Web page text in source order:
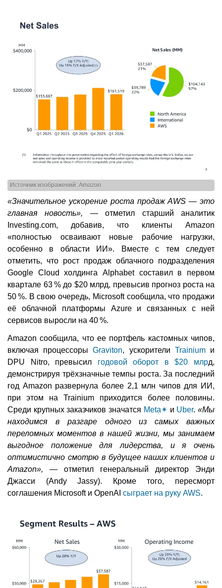
Источник изображений: Amazon
«Значительное ускорение роста продаж AWS — это
главная новость», — отметил старший аналитик
Investing.com, добавив, что клиенты Amazon
«полностью осваивают новые рабочие нагрузки,
особенно в области ИИ». Вместе с тем следует
отметить, что рост продаж облачного подразделения
Google Cloud холдинга Alphabet составил в первом
квартале 63 % до $20 млрд, превысив прогноз роста на
50 %. В свою очередь, Microsoft сообщила, что продажи
её облачной платформы Azure и связанных с ней
сервисов выросли на 40 %.
Amazon сообщила, что ее портфель кастомных чипов,
включая процессорыGraviton, ускорители Trainiumи
DPU Nitro, превысил годовой оборот в $20 млрд,
демонстрируя трёхзначные темпы роста. За последний
год Amazon развернула более 2,1 млн чипов для ИИ,
при этом на Trainium приходится более половины.
Среди крупных заказчиков значатся Meta✴ и Uber. «Мы
находимся в разгаре одного из самых важных
переломных моментов в нашей жизни, мы занимаем
выгодное положение для лидерства, и я очень
оптимистично смотрю в будущее наших клиентов и
Amazon», — отметил генеральный директор Энди
Джасси (Andy Jassy). Кроме того, пересморт
соглашения Microsoft и OpenAI сыграет на руку AWS.